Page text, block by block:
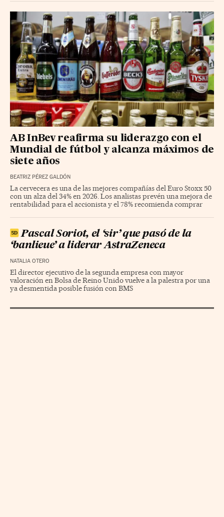
AB InBev reafirma su liderazgo con el
Mundial de fútbol y alcanza máximos de
siete años
BEATRIZ PÉREZ GALDÓN
La cervecera es una de las mejores compañías del Euro Stoxx 50
con un alza del 34% en 2026. Los analistas prevén una mejora de
rentabilidad para el accionista y el 78% recomienda comprar
Pascal Soriot, el ‘sir’ que pasó de la
‘banlieue’ a liderar AstraZeneca
NATALIA OTERO
El director ejecutivo de la segunda empresa con mayor
valoración en Bolsa de Reino Unido vuelve a la palestra por una
ya desmentida posible fusión con BMS